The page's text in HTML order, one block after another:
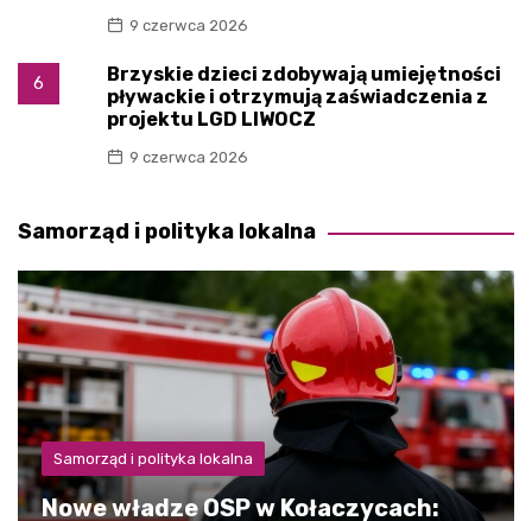
9 czerwca 2026
6
Brzyskie dzieci zdobywają umiejętności
pływackie i otrzymują zaświadczenia z
projektu LGD LIWOCZ
9 czerwca 2026
Samorząd i polityka lokalna
Samorząd i polityka lokalna
Nowe władze OSP w Kołaczycach: